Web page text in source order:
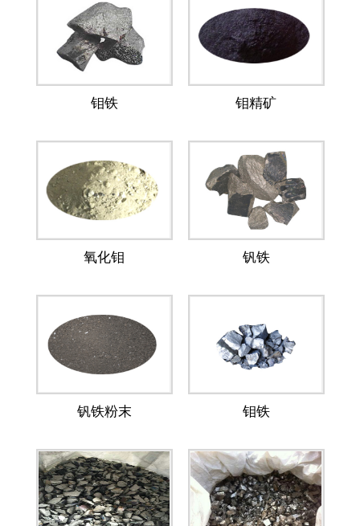
钼铁 钼精矿
氧化钼 钒铁
钒铁粉末 钼铁